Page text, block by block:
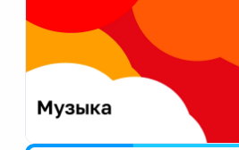
Екатеринбург
Калининград
Калуга